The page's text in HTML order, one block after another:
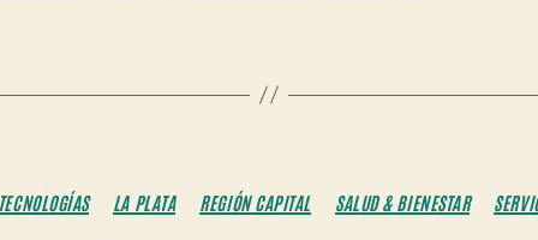
Categorías
LA PLATA REGIÓN CAPITAL SALUD & BIENESTAR